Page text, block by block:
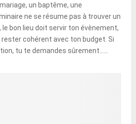
un baptême, une
ne se résume pas à trouver un
le bon lieu doit servir ton évènement,
cohérent avec ton budget. Si
tu te demandes sûrement......